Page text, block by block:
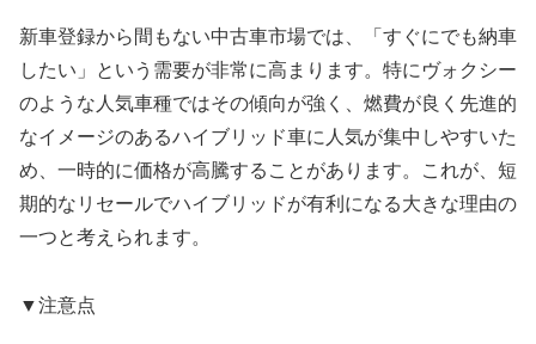
新車登録から間もない中古車市場では、「すぐにでも納車
したい」という需要が非常に高まります。特にヴォクシー
のような人気車種ではその傾向が強く、燃費が良く先進的
なイメージのあるハイブリッド車に人気が集中しやすいた
め、一時的に価格が高騰することがあります。これが、短
期的なリセールでハイブリッドが有利になる大きな理由の
一つと考えられます。
▼注意点